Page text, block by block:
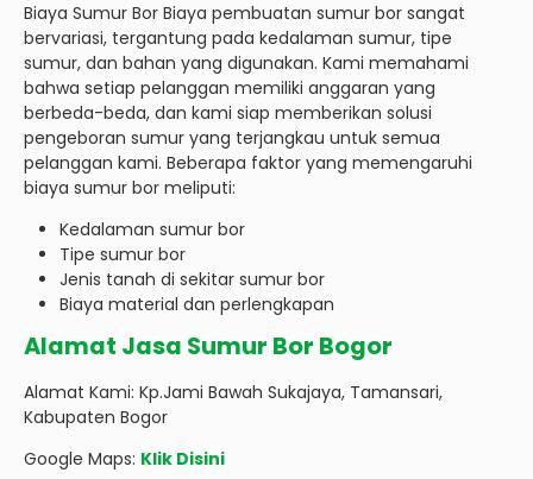
Biaya Sumur Bor Biaya pembuatan sumur bor sangat
bervariasi, tergantung pada kedalaman sumur, tipe
sumur, dan bahan yang digunakan. Kami memahami
bahwa setiap pelanggan memiliki anggaran yang
berbeda-beda, dan kami siap memberikan solusi
pengeboran sumur yang terjangkau untuk semua
pelanggan kami. Beberapa faktor yang memengaruhi
biaya sumur bor meliputi:
Kedalaman sumur bor
Tipe sumur bor
Jenis tanah di sekitar sumur bor
Biaya material dan perlengkapan
Alamat Jasa Sumur Bor Bogor
Alamat Kami: Kp.Jami Bawah Sukajaya, Tamansari,
Kabupaten Bogor
Google Maps: Klik Disini